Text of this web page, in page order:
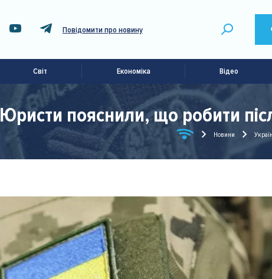
Повідомити про новину
Світ Економіка Відео
Юристи пояснили, що робити
Новини